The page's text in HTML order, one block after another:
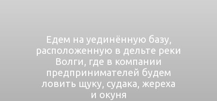
Едем на уединённую базу,
расположенную в дельте реки
Волги, где в компании
предпринимателей будем
ловить щуку, судака, жереха
и окуня